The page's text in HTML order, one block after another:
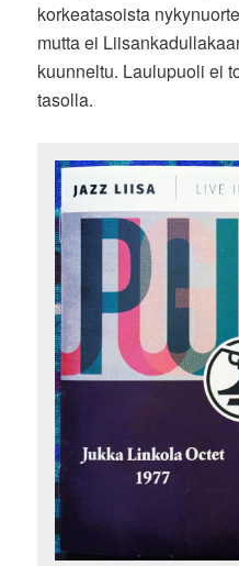
korkeatasoista
mutta ei
kuunneltu. Laulupuoli ei
tasolla.